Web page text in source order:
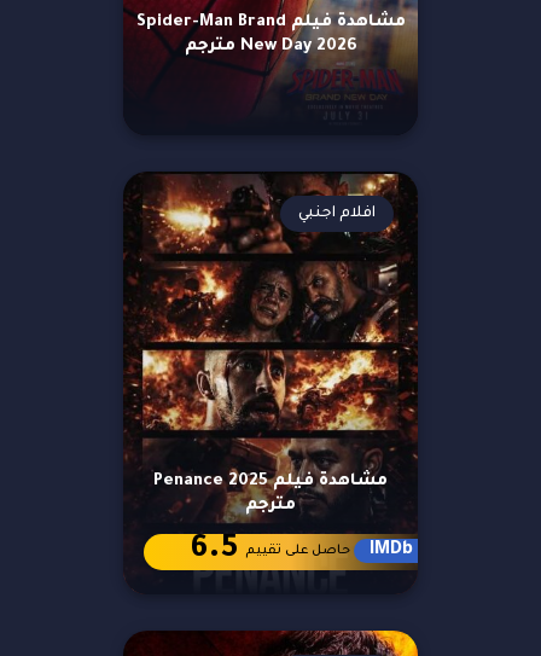
مشاهدة فيلم Spider-Man Brand
New Day 2026 مترجم
مشاهدة فيلم Penance 2025
مترجم
افلام اجنبي
IMDb حاصل على تقييم 6.5